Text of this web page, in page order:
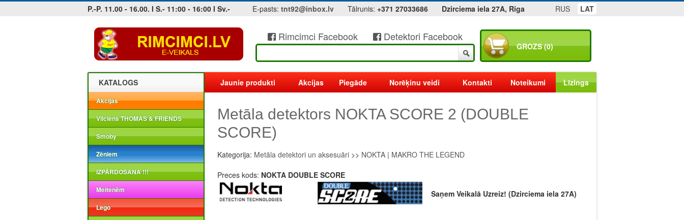
P.-P. 11.00 - 16.00. I S.- 11:00 - 16:00 I Sv.- E-pasts: tnt92@inbox.lv Tālrunis: +371 27033686 Dzirciema iela 27A, Riga LAT
RUS
Jobs at sea and maritime vacancies Rimcimci Facebook Detektori Facebook
GROZS (0)
KATALOGS
Akcijas
Vilciens THOMAS & FRIENDS
Smoby
Zēniem
IZPĀRDOŠANA !!!
Meitenēm
Lego
Jaunie produkti Akcijas Piegāde Norēķinu veidi Kontakti Noteikumi Līzings
Metāla detektors NOKTA SCORE 2 (DOUBLE
SCORE)
Kategorija: Metāla detektori un aksesuāri >> NOKTA | MAKRO THE LEGEND
Preces kods: NOKTA DOUBLE SCORE
Saņem Veikalā Uzreiz! (Dzirciema iela 27A)